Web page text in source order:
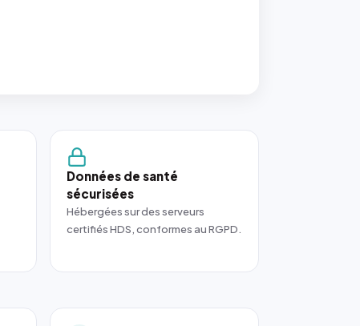
Données de santé
sécurisées
Hébergées sur des serveurs
certifiés HDS, conformes au RGPD.